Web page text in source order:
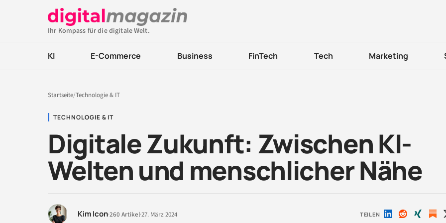
Ihr Kompass für die digitale Welt.
KI E-Commerce Business FinTech Tech Marketing
Startseite/Technologie & IT
TECHNOLOGIE & IT
Digitale Zukunft: Zwischen KI-
Welten und menschlicher Nähe
Kim Icon·260 Artikel·27. März 2024 TEILEN Auf Auf Auf